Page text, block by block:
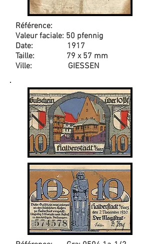
Référence:
Valeur faciale: 50 pfennig
Date: 1917
Taille: 79 x 57 mm
Ville: GIESSEN